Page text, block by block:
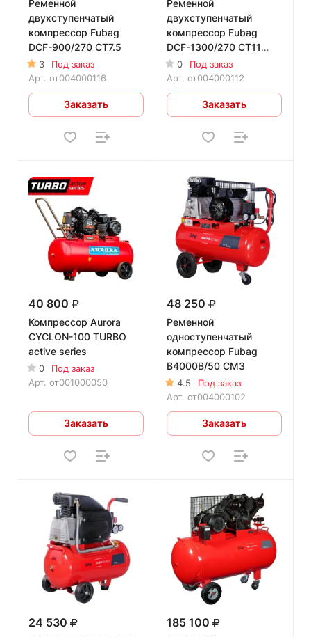
Ременной
двухступенчатый
компрессор Fubag
DCF-900/270 CT7.5
3
Под заказ
Арт. от004000116
Заказать
Ременной
двухступенчатый
компрессор Fubag
DCF-1300/270 CT11
двухступенчатый
0
Под заказ
Арт. от004000112
Заказать
40 800
Компрессор Aurora
CYCLON-100 TURBO
active series
0
Под заказ
Арт. от001000050
Заказать
48 250
Ременной
одноступенчатый
компрессор Fubag
B4000B/50 CM3
4.5
Под заказ
Арт. от004000102
Заказать
24 530 185 100